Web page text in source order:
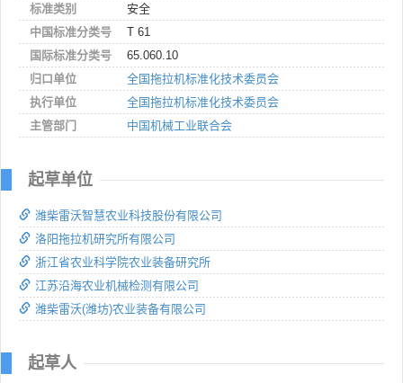
标准类别
安全
中国标准分类号
T 61
国际标准分类号
65.060.10
归口单位
全国拖拉机标准化技术委员会
执行单位
全国拖拉机标准化技术委员会
主管部门
中国机械工业联合会
起草单位
潍柴雷沃智慧农业科技股份有限公司
洛阳拖拉机研究所有限公司
浙江省农业科学院农业装备研究所
江苏沿海农业机械检测有限公司
潍柴雷沃(潍坊)农业装备有限公司
起草人